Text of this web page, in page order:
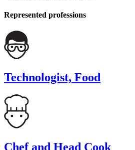
Represented professions
Technologist, Food
Chef and Head Cook